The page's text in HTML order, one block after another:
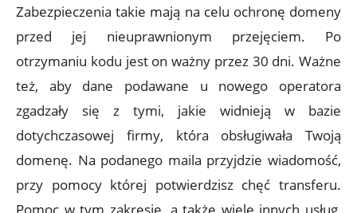
Zabezpieczenia takie mają na celu ochronę domeny
przed jej nieuprawnionym przejęciem. Po
otrzymaniu kodu jest on ważny przez 30 dni. Ważne
też, aby dane podawane u nowego operatora
zgadzały się z tymi, jakie widnieją w bazie
dotychczasowej firmy, która obsługiwała Twoją
domenę. Na podanego maila przyjdzie wiadomość,
przy pomocy której potwierdzisz chęć transferu.